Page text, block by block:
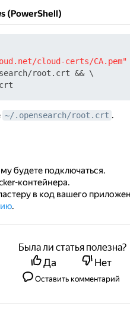
(PowerShell)
cloud-certs/CA.pem"
~/.opensearch/root.crt .
будете подключаться.
контейнера.
в код вашего
.
Была ли статья полезна?
Да
Нет
Оставить комментарий